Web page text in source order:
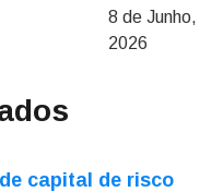
8 de Junho,
2026
capital de risco